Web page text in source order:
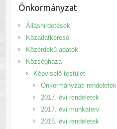
Önkormányzat
Álláshirdetések
Közadatkereső
Közérdekű adatok
Községháza
Képviselő testület
Önkormányzati rendeletek
2017. évi rendeletek
2017. évi munkaterv
2015. évi rendeletek